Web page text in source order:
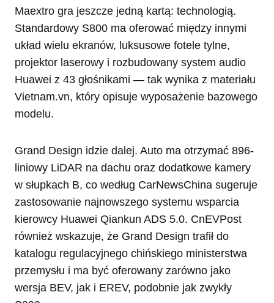
Maextro gra jeszcze jedną kartą: technologią.
Standardowy S800 ma oferować między innymi
układ wielu ekranów, luksusowe fotele tylne,
projektor laserowy i rozbudowany system audio
Huawei z 43 głośnikami — tak wynika z materiału
Vietnam.vn, który opisuje wyposażenie bazowego
modelu.
Grand Design idzie dalej. Auto ma otrzymać 896-
liniowy LiDAR na dachu oraz dodatkowe kamery
w słupkach B, co według CarNewsChina sugeruje
zastosowanie najnowszego systemu wsparcia
kierowcy Huawei Qiankun ADS 5.0. CnEVPost
również wskazuje, że Grand Design trafił do
katalogu regulacyjnego chińskiego ministerstwa
przemysłu i ma być oferowany zarówno jako
wersja BEV, jak i EREV, podobnie jak zwykły